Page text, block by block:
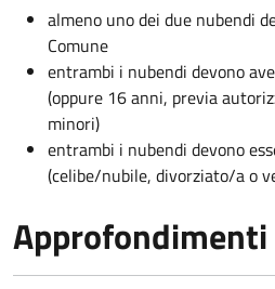
almeno uno dei due nubendi
Comune
entrambi i nubendi devono
(oppure 16 anni, previa
minori)
entrambi i nubendi devono
(celibe/nubile, divorziato/a o
Approfondimenti